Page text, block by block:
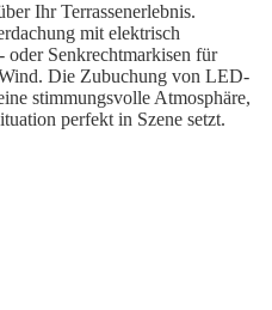
Ihr Terrassenerlebnis.
mit elektrisch
oder Senkrechtmarkisen für
Die Zubuchung von LED-
stimmungsvolle Atmosphäre,
perfekt in Szene setzt.